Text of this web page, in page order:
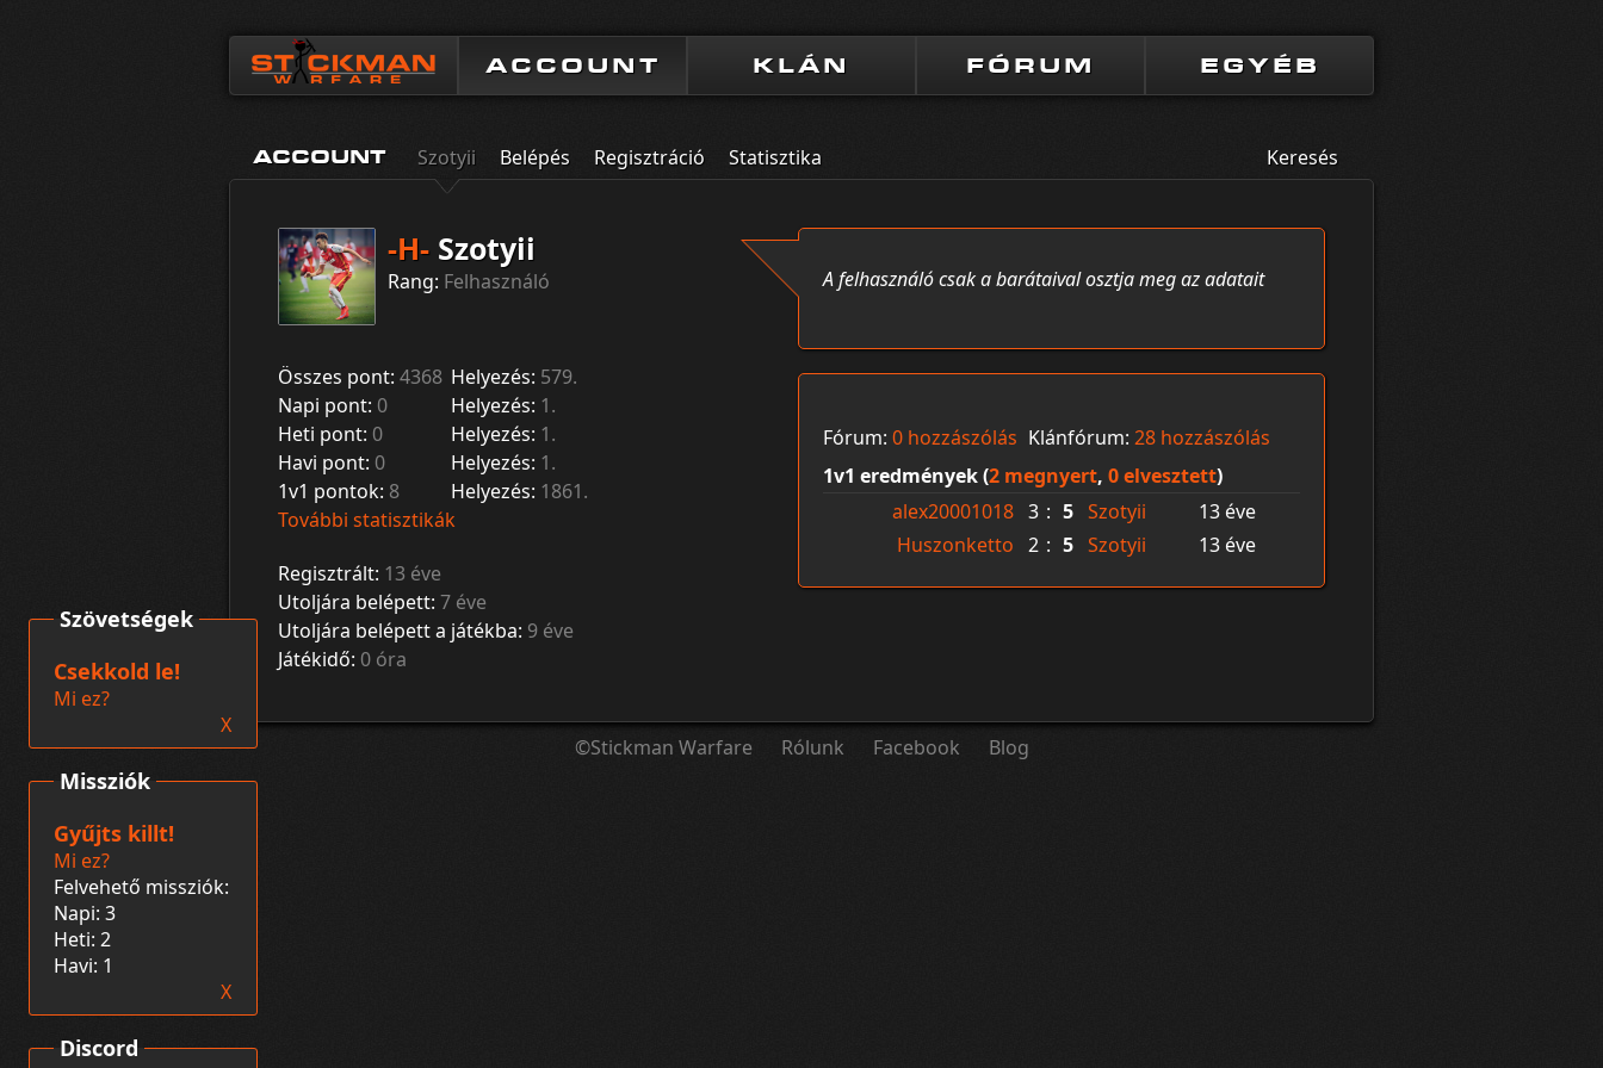
ACCOUNT KLÁN FÓRUM EGYÉB
ACCOUNT Szotyii Belépés Regisztráció Statisztika Keresés
-H- Szotyii
Rang: Felhasználó
Összes pont: 4368 Helyezés: 579.
Napi pont: 0 Helyezés: 1.
Heti pont: 0 Helyezés: 1.
Havi pont: 0 Helyezés: 1.
1v1 pontok: 8 Helyezés: 1861.
További statisztikák
Regisztrált: 13 éve
Utoljára belépett: 7 éve
Utoljára belépett a játékba: 9 éve
Játékidő: 0 óra
A felhasználó csak a barátaival osztja meg az adatait
Fórum: 0 hozzászólás Klánfórum: 28 hozzászólás
1v1 eredmények (2 megnyert, 0 elvesztett)
alex20001018 3 : 5 Szotyii
13 éve
Huszonketto 2 : 5 Szotyii 13 éve
©Stickman Warfare Rólunk Facebook Blog
Discord
Missziók
Gyűjts killt!
Mi ez?
Felvehető missziók:
Napi: 3
Heti: 2
Havi: 1
X
Szövetségek
Csekkold le!
Mi ez?
X